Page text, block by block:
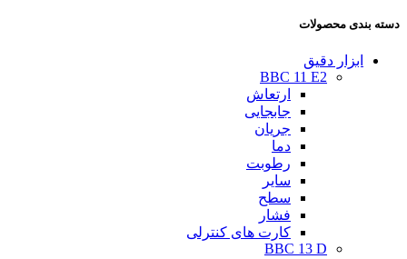
دسته بندی محصولات
ابزار دقیق
BBC 11 E2
ارتعاش
جابجایی
جریان
دما
رطوبت
سایر
سطح
فشار
کارت های کنترلی
BBC 13 D